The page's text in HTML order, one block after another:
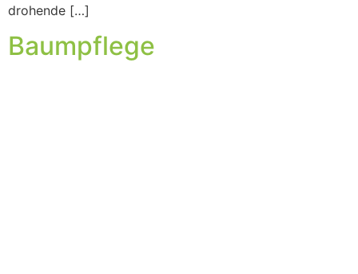
drohende […]
Baumpflege